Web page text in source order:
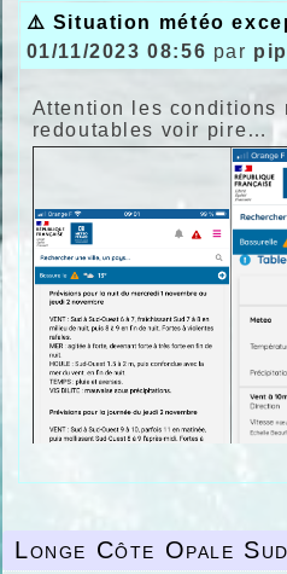
Longe Côte Opale Sud
⚠️ Situation météo
01/11/2023 08:56 par pip
Attention les conditions
redoutables voir pire…